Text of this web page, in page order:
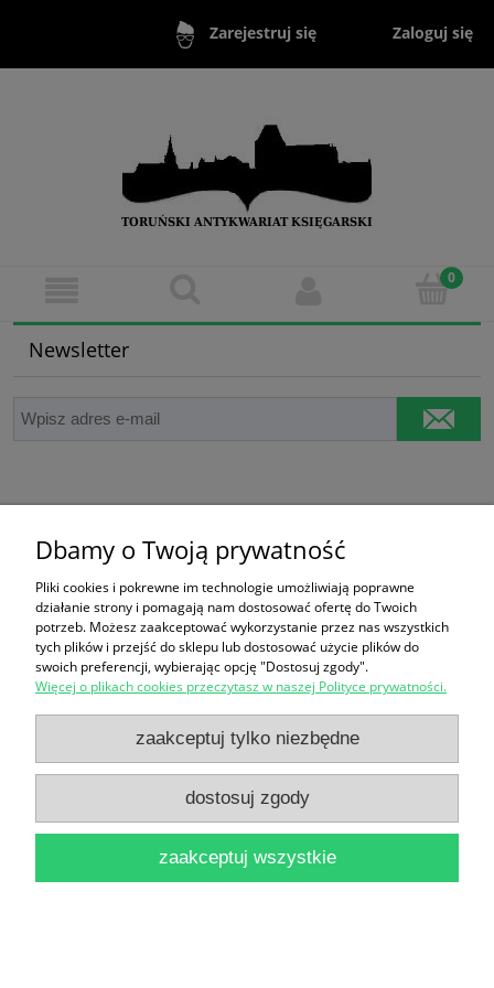
Zarejestruj się Zaloguj się
Newsletter
Ten produkt jest niedostępny.
Zakupy
Pomoc
Moje konto
Informacje
pokaż pełną wersję strony
Sklep internetowy Shoper Premium
Dbamy o Twoją prywatność
Pliki cookies i pokrewne im technologie umożliwiają poprawne
działanie strony i pomagają nam dostosować ofertę do Twoich
potrzeb. Możesz zaakceptować wykorzystanie przez nas wszystkich
tych plików i przejść do sklepu lub dostosować użycie plików do
swoich preferencji, wybierając opcję "Dostosuj zgody".
Więcej o plikach cookies przeczytasz w naszej Polityce prywatności.
zaakceptuj tylko niezbędne
dostosuj zgody
zaakceptuj wszystkie